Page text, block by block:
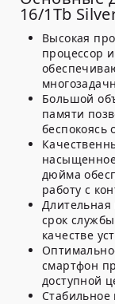
16/1Tb
Высокая
процессор
Большой
памяти
беспокоясь
дюйма
работу с
Длительная
срок
качестве
смартфон
доступной